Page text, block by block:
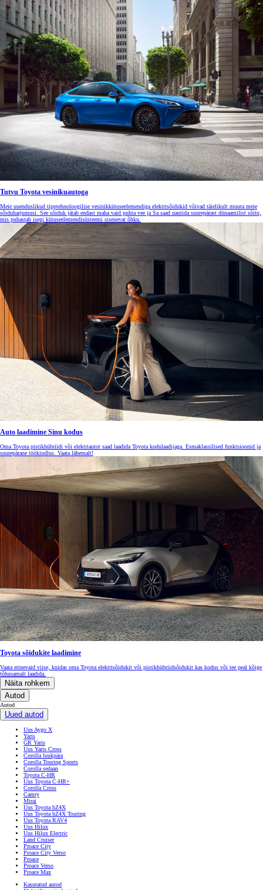
Tutvu Toyota vesinikuautoga
Meie uuenduslikud tipptehnoloogilise vesinikkütuseelemendiga elektrisõidukid võivad täielikult muuta meie
sõiduharjumusi. See sõiduk jätab endast maha vaid puhta vee ja Sa saad nautida suurepärast dünaamilist sõitu,
mis puhastab isegi kütuseelemendisüsteemi sisenevat õhku.
Auto laadimine Sinu kodus
Oma Toyota pistikhübriidi või elektriautot saad laadida Toyota kodulaadijaga. Esmaklassilised funktsioonid ja
suurepärane töökindlus. Vaata lähemalt!
Toyota sõidukite laadimine
Vaata erinevaid viise, kuidas oma Toyota elektrisõidukit või pistikhübriidsõidukit kas kodus või tee peal kõige
tõhusamalt laadida.
Näita rohkem
Autod
Autod
Uued autod
Uus Aygo X
Yaris
GR Yaris
Uus Yaris Cross
Corolla luukpära
Corolla Touring Sports
Corolla sedaan
Toyota C-HR
Uus Toyota C-HR+
Corolla Cross
Camry
Mirai
Uus Toyota bZ4X
Uus Toyota bZ4X Touring
Uus Toyota RAV4
Uus Hilux
Uus Hilux Electric
Land Cruiser
Proace City
Proace City Verso
Proace
Proace Verso
Proace Max
Kasutatud autod